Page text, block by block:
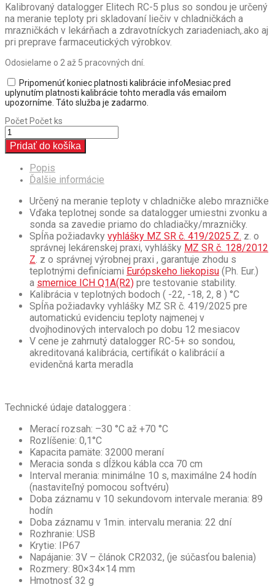
Kalibrovaný datalogger Elitech RC-5 plus so sondou je určený
na meranie teploty pri skladovaní liečiv v chladničkách a
mrazničkách v lekárňach a zdravotníckych zariadeniach,.ako aj
pri preprave farmaceutických výrobkov.
Odosielame o 2 až 5 pracovných dní.
Pripomenúť koniec platnosti kalibrácie infoMesiac pred
uplynutím platnosti kalibrácie tohto meradla vás emailom
upozorníme. Táto služba je zadarmo.
PočetPočet ks
Pridať do košíka
Popis
Ďalšie informácie
Určený na meranie teploty v chladničke alebo mrazničke
Vďaka teplotnej sonde sa datalogger umiestni zvonku a
sonda sa zavedie priamo do chladiačky/mrazničky.
Spĺňa požiadavky vyhlášky MZ SR č. 419/2025 Z. z. o
správnej lekárenskej praxi, vyhlášky MZ SR č. 128/2012
Z . z o správnej výrobnej praxi , garantuje zhodu s
teplotnými definíciami Európskeho liekopisu (Ph. Eur.)
a smernice ICH Q1A(R2) pre testovanie stability.
Kalibrácia v teplotných bodoch ( -22, -18, 2, 8 ) °C
Spĺňa požiadavky vyhlášky MZ SR č. 419/2025 pre
automatickú evidenciu teploty najmenej v
dvojhodinových intervaloch po dobu 12 mesiacov
V cene je zahrnutý datalogger RC-5+ so sondou,
akreditovaná kalibrácia, certifikát o kalibrácií a
evidenčná karta meradla
Technické údaje dataloggera :
Merací rozsah: –30 °C až +70 °C
Rozlíšenie: 0,1°C
Kapacita pamäte: 32000 meraní
Meracia sonda s dĺžkou kábla cca 70 cm
Interval merania: minimálne 10 s, maximálne 24 hodín
(nastaviteľný pomocou softvéru)
Doba záznamu v 10 sekundovom intervale merania: 89
hodín
Doba záznamu v 1min. intervalu merania: 22 dní
Rozhranie: USB
Krytie: IP67
Napájanie: 3V – článok CR2032, (je súčasťou balenia)
Rozmery: 80×34×14 mm
Hmotnosť 32 g